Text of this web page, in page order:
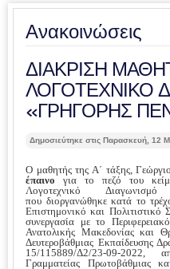
Ανακοινώσεις
ΔΙΑΚΡΙΣΗ
ΛΟΓΟΤΕΧΝΙΚΟ
«ΓΡΗΓΟΡΗΣ
Δημοσιεύτηκε στις Παρασκευή, 12
Ο μαθητής της Α΄ τάξης,
έπαινο για το πεζό του
Λογοτεχνικό
που διοργανώθηκε κατά το
Επιστημονικό και Πολιτιστικό
συνεργασία με το
Ανατολικής Μακεδονίας και
Δευτεροβάθμιας Εκπαίδευσης
15/115889/Δ2/23-09-2022,
Γραμματείας Πρωτοβάθμιας